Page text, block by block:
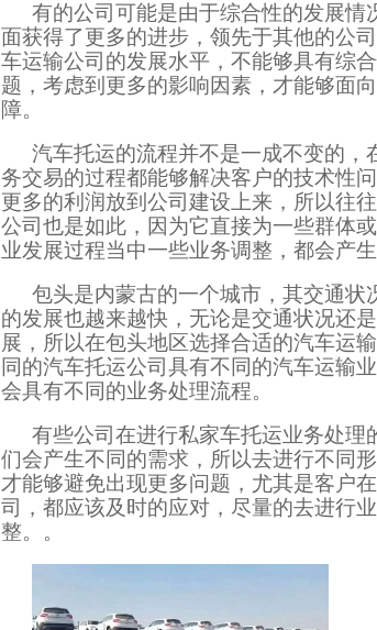
有的公司可能是由于综合性的发展
面获得了更多的进步，领先于其他的公
车运输公司的发展水平，不能够具有综
题，考虑到更多的影响因素，才能够面
障。
汽车托运的流程并不是一成不变的
务交易的过程都能够解决客户的技术性
更多的利润放到公司建设上来，所以往
公司也是如此，因为它直接为一些群体
业发展过程当中一些业务调整，都会产生
包头是内蒙古的一个城市，其交通状
的发展也越来越快，无论是交通状况还
展，所以在包头地区选择合适的汽车运
同的汽车托运公司具有不同的汽车运输
会具有不同的业务处理流程。
有些公司在进行私家车托运业务处
们会产生不同的需求，所以去进行不同
才能够避免出现更多问题，尤其是客户
司，都应该及时的应对，尽量的去进行
整。。